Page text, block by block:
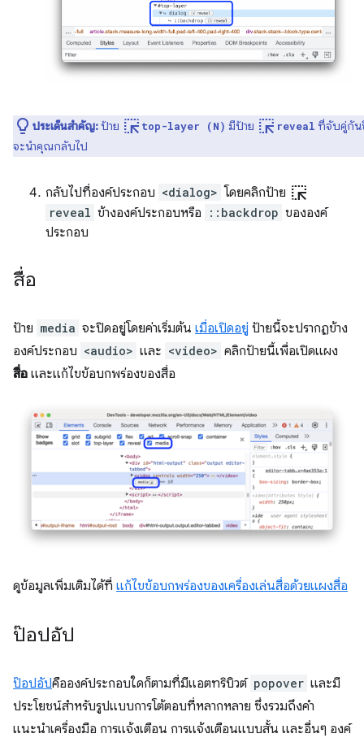
ประเด็นสำคัญ: ป้าย ink_selection top-layer (N) มีป้าย ink_selection reveal ที่จับคู่กัน
จะนำคุณกลับไป
กลับไปที่องค์ประกอบ <dialog> โดยคลิกป้าย ink_selection
reveal ข้างองค์ประกอบหรือ ::backdrop ขององค์
ประกอบ
สื่อ
ป้าย media จะปิดอยู่โดยค่าเริ่มต้น เมื่อเปิดอยู่ ป้ายนี้จะปรากฏข้าง
องค์ประกอบ <audio> และ <video> คลิกป้ายนี้เพื่อเปิดแผง
สื่อ และแก้ไขข้อบกพร่องของสื่อ
ดูข้อมูลเพิ่มเติมได้ที่ แก้ไขข้อบกพร่องของเครื่องเล่นสื่อด้วยแผงสื่อ
ป๊อปอัป
ป๊อปอัปคือองค์ประกอบใดก็ตามที่มีแอตทริบิวต์ popover และมี
ประโยชน์สำหรับรูปแบบการโต้ตอบที่หลากหลาย ซึ่งรวมถึงคำ
แนะนำเครื่องมือ การแจ้งเตือน การแจ้งเตือนแบบสั้น และอื่นๆ องค์